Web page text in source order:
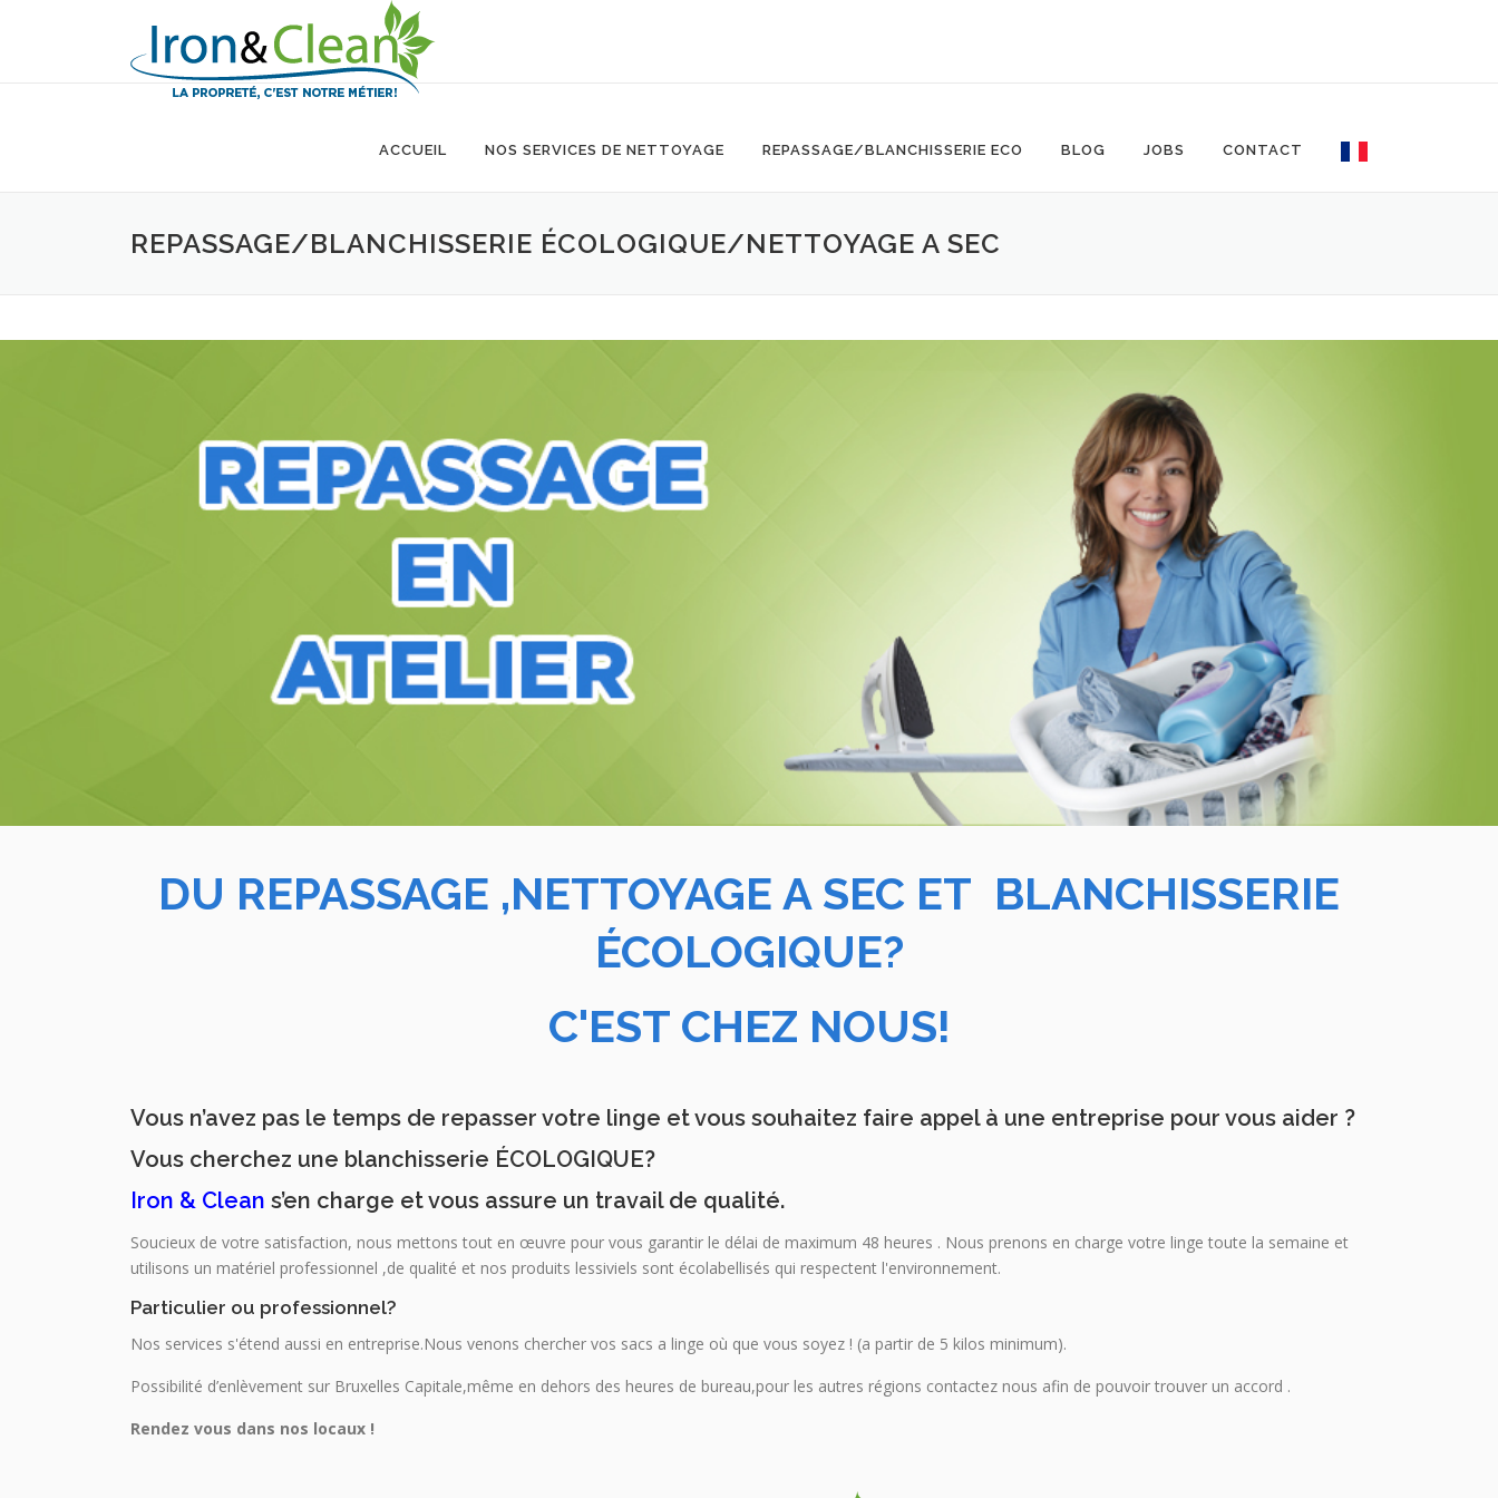
ACCUEIL NOS SERVICES DE NETTOYAGE REPASSAGE/BLANCHISSERIE ECO BLOG JOBS CONTACT
REPASSAGE/BLANCHISSERIE ÉCOLOGIQUE/NETTOYAGE A SEC
DU REPASSAGE ,NETTOYAGE A SEC ET BLANCHISSERIE
ÉCOLOGIQUE?
C'EST CHEZ NOUS!
Vous n’avez pas le temps de repasser votre linge et vous souhaitez faire appel à une entreprise pour vous aider ?
Vous cherchez une blanchisserie ÉCOLOGIQUE?
Iron & Clean s’en charge et vous assure un travail de qualité.
Soucieux de votre satisfaction, nous mettons tout en œuvre pour vous garantir le délai de maximum 48 heures . Nous prenons en charge votre linge toute la semaine et
utilisons un matériel professionnel ,de qualité et nos produits lessiviels sont écolabellisés qui respectent l'environnement.
Particulier ou professionnel?
Nos services s'étend aussi en entreprise.Nous venons chercher vos sacs a linge où que vous soyez ! (a partir de 5 kilos minimum).
Possibilité d’enlèvement sur Bruxelles Capitale,même en dehors des heures de bureau,pour les autres régions contactez nous afin de pouvoir trouver un accord .
Rendez vous dans nos locaux !